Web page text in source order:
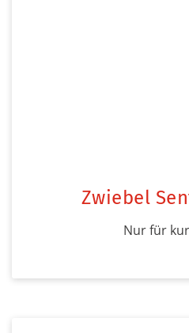
Zwiebel
Nur für